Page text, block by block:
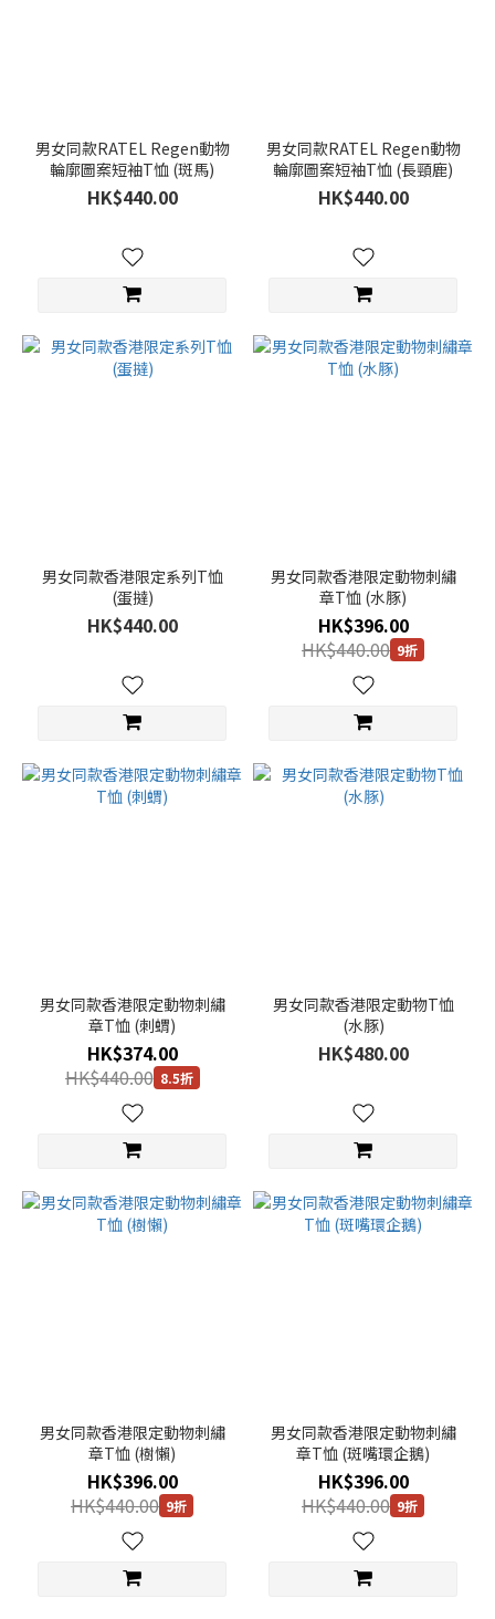
男女同款RATEL Regen動物
輪廓圖案短袖T恤 (斑馬)
HK$440.00
男女同款RATEL Regen動物
輪廓圖案短袖T恤 (長頸鹿)
HK$440.00
男女同款香港限定系列T恤
(蛋撻)
HK$440.00
男女同款香港限定動物刺繡
章T恤 (水豚)
HK$396.00
HK$440.00 9折
男女同款香港限定動物刺繡
章T恤 (刺蝟)
HK$374.00
HK$440.00 8.5折
男女同款香港限定動物T恤
(水豚)
HK$480.00
男女同款香港限定動物刺繡
章T恤 (樹懶)
HK$396.00
HK$440.00 9折
男女同款香港限定動物刺繡
章T恤 (斑嘴環企鵝)
HK$396.00
HK$440.00 9折